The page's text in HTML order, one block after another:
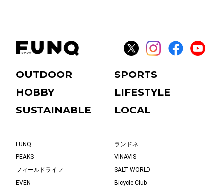
OUTDOOR
SPORTS
HOBBY
LIFESTYLE
SUSTAINABLE
LOCAL
FUNQ
ランドネ
PEAKS
VINAVIS
フィールドライフ
SALT WORLD
EVEN
Bicycle Club